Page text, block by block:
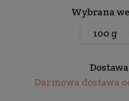
Wybrana
100 g
Darmowa dostawa